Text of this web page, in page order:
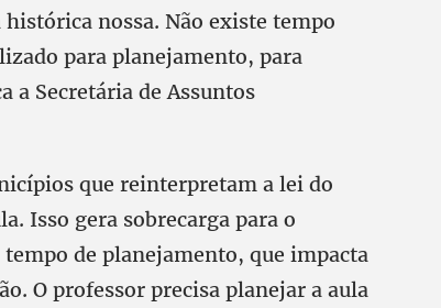
nossa. Não existe tempo
para planejamento, para
a Secretária de Assuntos
que reinterpretam a lei do
Isso gera sobrecarga para o
de planejamento, que impacta
O professor precisa planejar a aula